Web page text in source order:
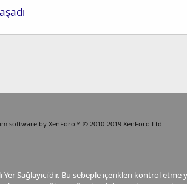
software by XenForo™ © 2010-2019 XenForo Ltd.
Yer Sağlayıcı'dır. Bu sebeple içerikleri kontrol